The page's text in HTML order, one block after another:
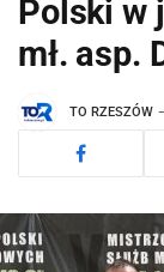
Polski w
mł. asp.
TO RZESZÓW